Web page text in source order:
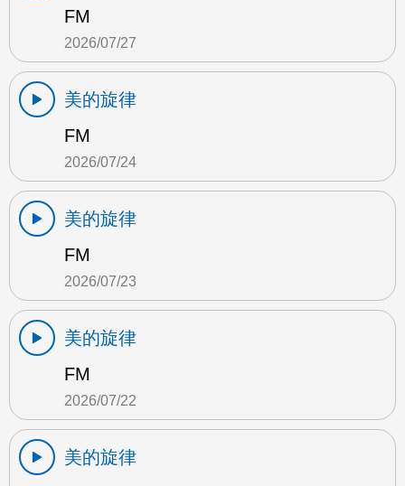
FM
2026/07/27
美的旋律
FM
2026/07/24
美的旋律
FM
2026/07/23
美的旋律
FM
2026/07/22
美的旋律